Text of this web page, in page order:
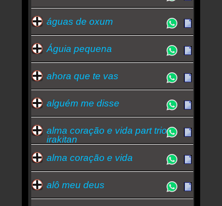
águas de oxum
Águia pequena
ahora que te vas
alguém me disse
alma coração e vida part trio
irakitan
alma coração e vida
alô meu deus